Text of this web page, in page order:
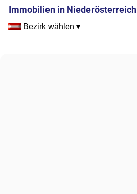
Immobilien in Niederösterreich
Bezirk wählen ▾